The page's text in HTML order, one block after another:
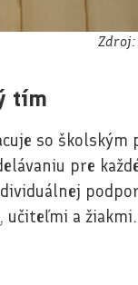
Zdroj:
tím
so
pre
učiteľmi a žiakmi.